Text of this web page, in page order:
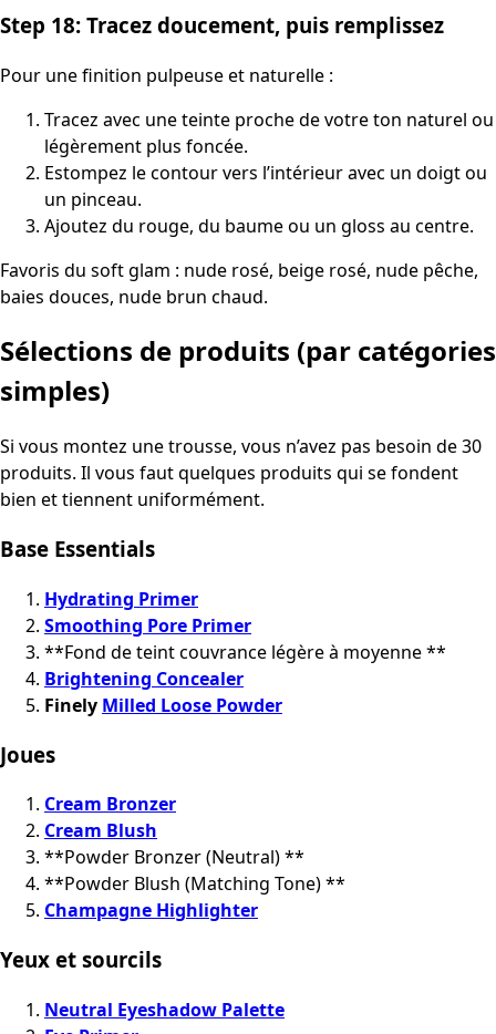
Step 18: Tracez doucement, puis remplissez
Pour une finition pulpeuse et naturelle :
Tracez avec une teinte proche de votre ton naturel ou
légèrement plus foncée.
Estompez le contour vers l’intérieur avec un doigt ou
un pinceau.
Ajoutez du rouge, du baume ou un gloss au centre.
Favoris du soft glam : nude rosé, beige rosé, nude pêche,
baies douces, nude brun chaud.
Sélections de produits (par catégories
simples)
Si vous montez une trousse, vous n’avez pas besoin de 30
produits. Il vous faut quelques produits qui se fondent
bien et tiennent uniformément.
Base Essentials
Hydrating Primer
Smoothing Pore Primer
**Fond de teint couvrance légère à moyenne **
Brightening Concealer
Finely Milled Loose Powder
Joues
Cream Bronzer
Cream Blush
**Powder Bronzer (Neutral) **
**Powder Blush (Matching Tone) **
Champagne Highlighter
Yeux et sourcils
Neutral Eyeshadow Palette